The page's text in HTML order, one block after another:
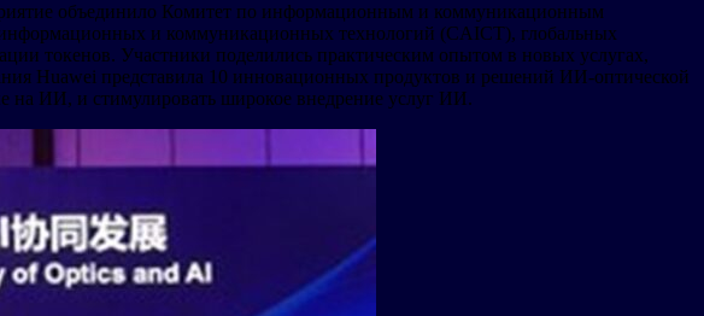
объединило Комитет по информационным и коммуникационным
и коммуникационных технологий (CAICT), глобальных
токенов. Участники поделились практическим опытом в новых услугах,
Huawei представила 10 инновационных продуктов и решений ИИ-оптической
на ИИ, и стимулировать широкое внедрение услуг ИИ.